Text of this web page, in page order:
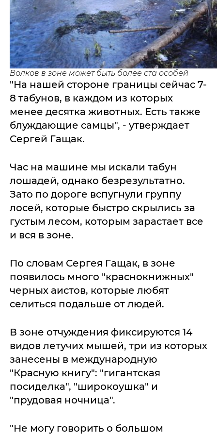
Волков в зоне может быть более ста особей
"На нашей стороне границы сейчас 7-
8 табунов, в каждом из которых
менее десятка животных. Есть также
блуждающие самцы", - утверждает
Сергей Гащак.
Час на машине мы искали табун
лошадей, однако безрезультатно.
Зато по дороге вспугнули группу
лосей, которые быстро скрылись за
густым лесом, которым зарастает все
и вся в зоне.
По словам Сергея Гащак, в зоне
появилось много "краснокнижных"
черных аистов, которые любят
селиться подальше от людей.
В зоне отчуждения фиксируются 14
видов летучих мышей, три из которых
занесены в международную
"Красную книгу": "гигантская
посиделка", "широкоушка" и
"прудовая ночница".
"Не могу говорить о большом